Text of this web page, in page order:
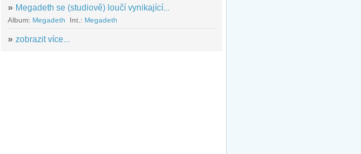
» Megadeth se (studiově) loučí vynikající...
Album: Megadeth Int.: Megadeth
» zobrazit více...